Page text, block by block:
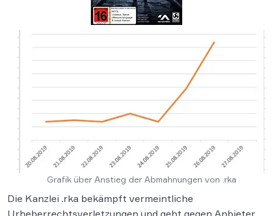
Grafik über Anstieg der Abmahnungen von .rka
Die Kanzlei .rka bekämpft vermeintliche